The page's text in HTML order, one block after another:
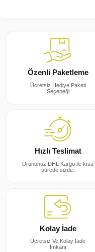
Özenli Paketleme
Ücretsiz Hediye Paketi
Seçeneği
Hızlı Teslimat
Ürününüz DHL Kargo ile kısa
sürede sizde.
Kolay İade
Ücretsiz Ve Kolay İade
İmkanı